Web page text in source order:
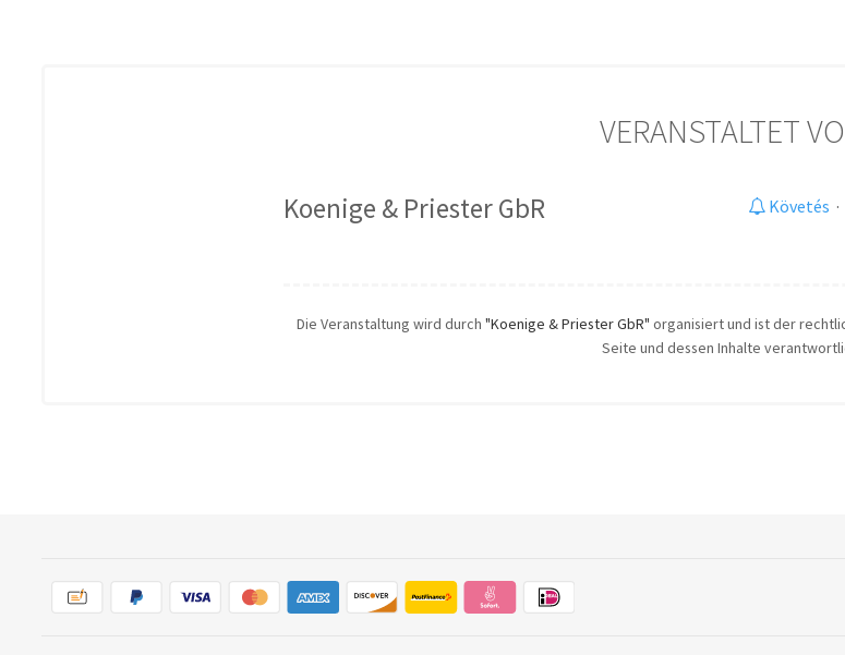
VERANSTALTET
Koenige & Priester GbR Követés ·
Die Veranstaltung wird durch "Koenige & Priester GbR" organisiert und ist der
Seite und dessen Inhalte